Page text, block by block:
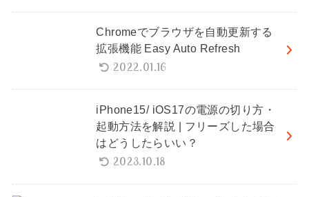
Chromeでブラウザを自動更新する
拡張機能 Easy Auto Refresh
2022.01.16
iPhone15/ iOS17の電源の切り方・
起動方法を解説 | フリーズした場合
はどうしたらいい？
2023.10.18